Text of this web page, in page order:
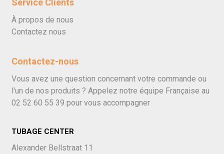
À propos de nous
Contactez nous
Contactez-nous
Vous avez une question concernant votre commande ou
l'un de nos produits ? Appelez notre équipe Française au
02 52 60 55 39 pour vous accompagner
TUBAGE CENTER
Alexander Bellstraat 11